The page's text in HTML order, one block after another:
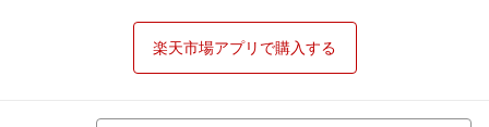
楽天市場アプリで購入する